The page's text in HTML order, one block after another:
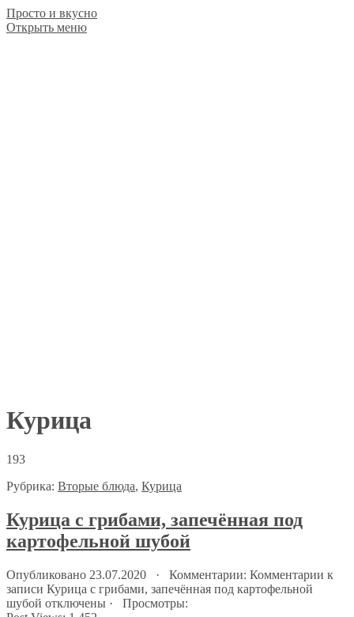
Просто и вкусно
Открыть меню
Курица
193
Рубрика: Вторые блюда, Курица
Курица с грибами, запечённая под
картофельной шубой
Опубликовано 23.07.2020 · Комментарии: Комментарии к
записи Курица с грибами, запечённая под картофельной
шубой отключены · Просмотры: